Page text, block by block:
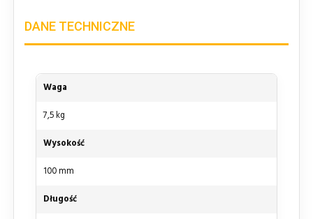
DANE TECHNICZNE
Waga
7,5 kg
Wysokość
100 mm
Długość